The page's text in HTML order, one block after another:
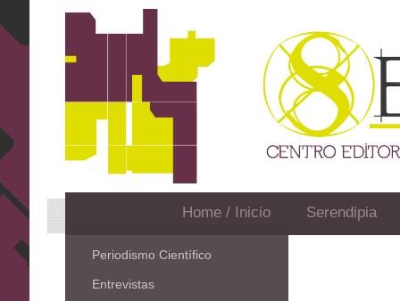
Home / Inicio Serendipia
Periodismo Científico
Entrevistas